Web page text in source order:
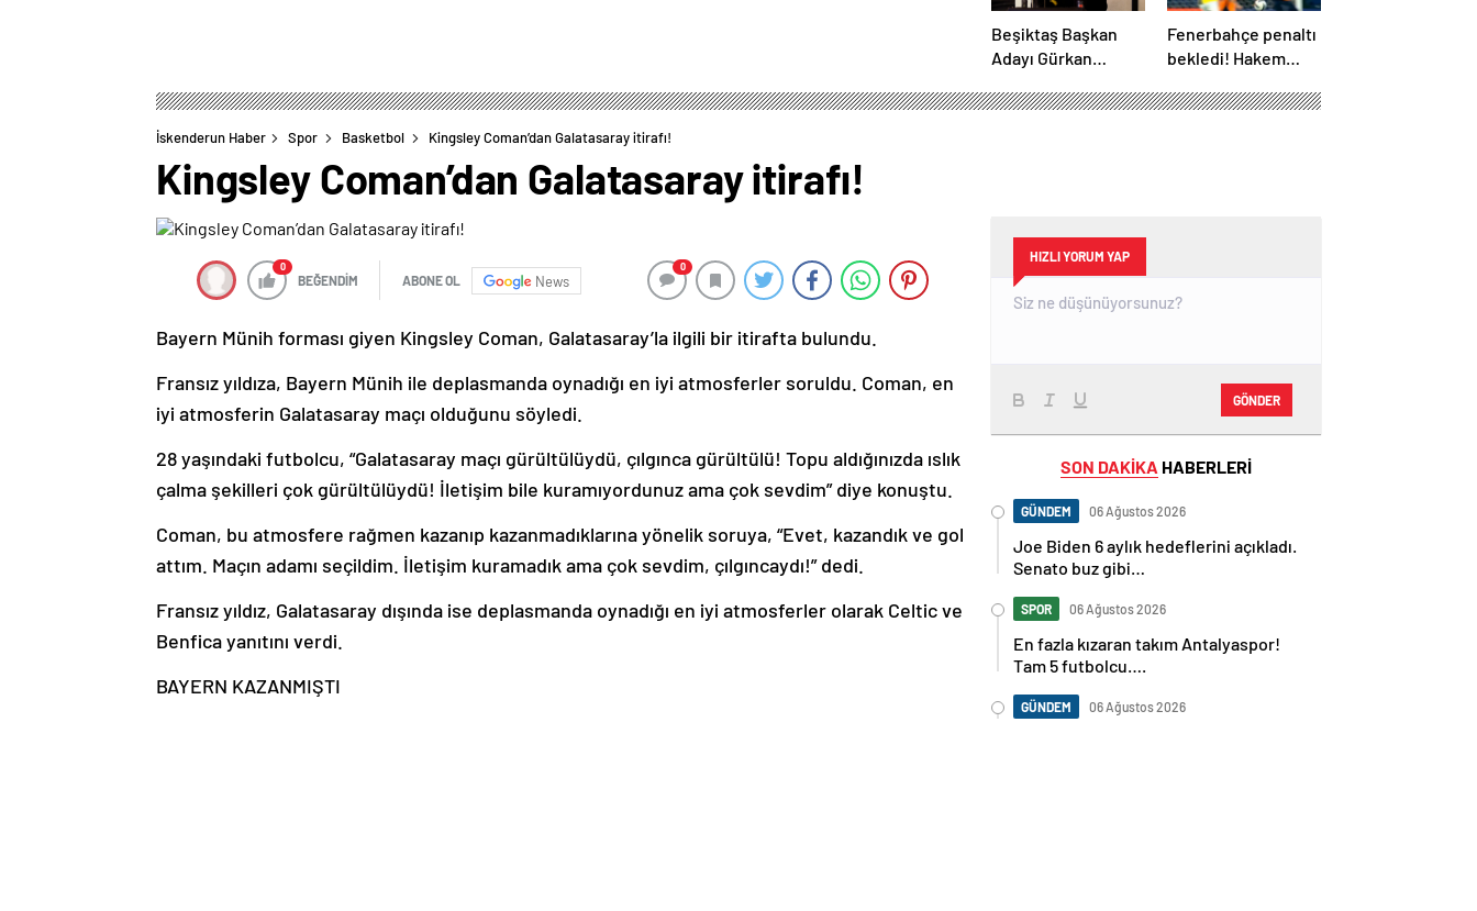
Beşiktaş Başkan
Adayı Gürkan
kurulunu tanıttı
Fenerbahçe penaltı
bekledi! Hakem
oyunu sürdürdü
İskenderun Haber Spor Basketbol Kingsley Coman’dan Galatasaray itirafı!
Kingsley Coman’dan Galatasaray itirafı!
0
BEĞENDİM ABONE OL News
0
Bayern Münih forması giyen Kingsley Coman, Galatasaray’la ilgili bir itirafta bulundu.
Fransız yıldıza, Bayern Münih ile deplasmanda oynadığı en iyi atmosferler soruldu. Coman, en
iyi atmosferin Galatasaray maçı olduğunu söyledi.
28 yaşındaki futbolcu, “Galatasaray maçı gürültülüydü, çılgınca gürültülü! Topu aldığınızda ıslık
çalma şekilleri çok gürültülüydü! İletişim bile kuramıyordunuz ama çok sevdim” diye konuştu.
Coman, bu atmosfere rağmen kazanıp kazanmadıklarına yönelik soruya, “Evet, kazandık ve gol
attım. Maçın adamı seçildim. İletişim kuramadık ama çok sevdim, çılgıncaydı!” dedi.
Fransız yıldız, Galatasaray dışında ise deplasmanda oynadığı en iyi atmosferler olarak Celtic ve
Benfica yanıtını verdi.
BAYERN KAZANMIŞTI
HIZLI YORUM YAP
GÖNDER
SON DAKİKA HABERLERİ
GÜNDEM 06 Ağustos 2026
Joe Biden 6 aylık hedeflerini açıkladı.
Senato buz gibi…
SPOR 06 Ağustos 2026
En fazla kızaran takım Antalyaspor!
Tam 5 futbolcu….
GÜNDEM 06 Ağustos 2026